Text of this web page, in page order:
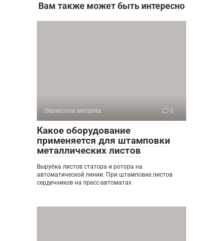
Вам также может быть интересно
Обработка металла 0
Какое оборудование
применяется для штамповки
металлических листов
Вырубка листов статора и ротора на
автоматической линии. При штамповке листов
сердечников на пресс-автоматах